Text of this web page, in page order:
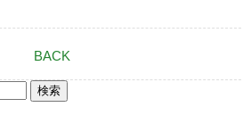
BACK